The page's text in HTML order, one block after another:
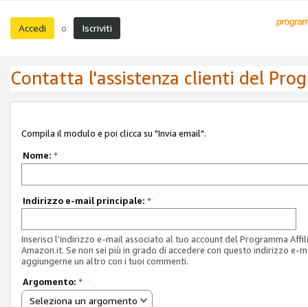
Accedi o Iscriviti
Contatta l'assistenza clienti del
Compila il modulo e poi clicca su "Invia email".
Nome: *
Indirizzo e-mail principale: *
Inserisci l'indirizzo e-mail associato al tuo account del Programma
Amazon.it. Se non sei più in grado di accedere con questo indirizzo e-
aggiungerne un altro con i tuoi commenti.
Argomento: *
Seleziona un argomento